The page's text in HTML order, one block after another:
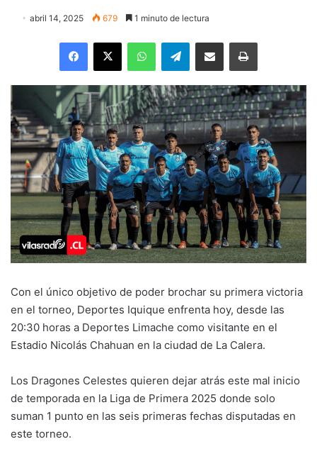
abril 14, 2025 679 1 minuto de lectura
Facebook
X WhatsAppTelegramEnviar vía email Imprimir
Con el único objetivo de poder brochar su primera victoria
en el torneo, Deportes Iquique enfrenta hoy, desde las
20:30 horas a Deportes Limache como visitante en el
Estadio Nicolás Chahuan en la ciudad de La Calera.
Los Dragones Celestes quieren dejar atrás este mal inicio
de temporada en la Liga de Primera 2025 donde solo
suman 1 punto en las seis primeras fechas disputadas en
este torneo.